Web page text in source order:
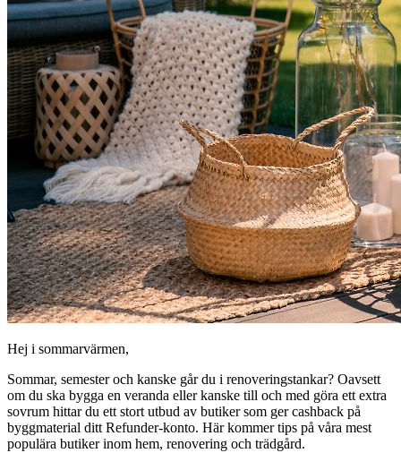
Hej i sommarvärmen,
Sommar, semester och kanske går du i renoveringstankar? Oavsett
om du ska bygga en veranda eller kanske till och med göra ett extra
sovrum hittar du ett stort utbud av butiker som ger cashback på
byggmaterial ditt Refunder-konto. Här kommer tips på våra mest
populära butiker inom hem, renovering och trädgård.